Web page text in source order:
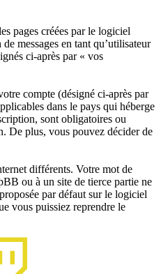
pages créées par le logiciel
messages en tant qu’utilisateur
ci-après par « vos
compte (désigné ci-après par
dans le pays qui héberge
sont obligatoires ou
De plus, vous pouvez décider de
différents. Votre mot de
ou à un site de tierce partie ne
par défaut sur le logiciel
vous puissiez reprendre le